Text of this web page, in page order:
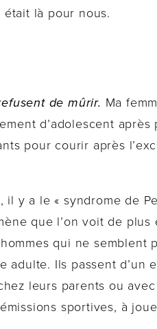
était là pour nous.
de mûrir. Ma
d’adolescent après
pour courir après
il y a le « syndrome de
que l’on voit de plus
qui ne semblent
adulte. Ils passent d’un
leurs parents ou
sportives, à